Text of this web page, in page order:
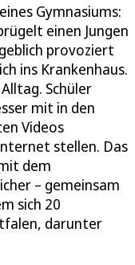
Gymnasiums:
einen Jungen
provoziert
ins Krankenhaus.
Schüler
mit in den
Videos
stellen. Das
dem
– gemeinsam
sich 20
darunter